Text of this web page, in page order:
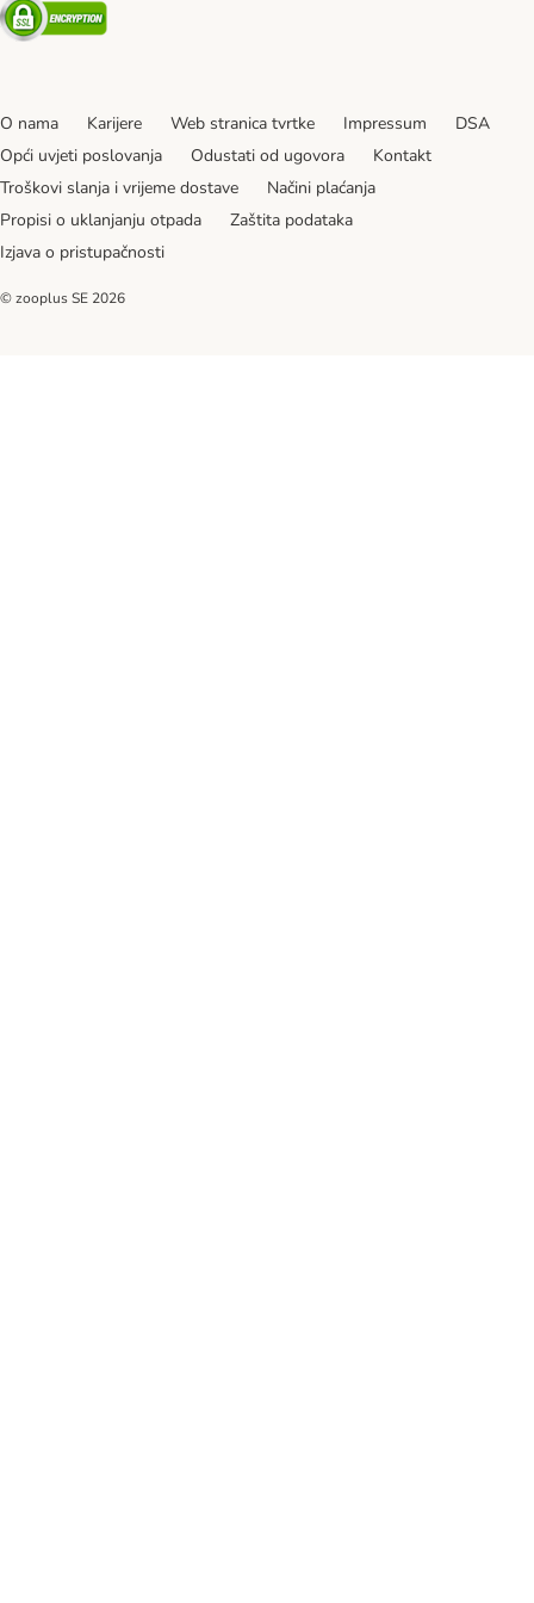
O nama Karijere Web stranica tvrtke Impressum
DSA
Opći uvjeti poslovanja
Odustati od ugovora
Kontakt
Troškovi slanja i vrijeme dostave
Načini plaćanja
Propisi o uklanjanju otpada
Zaštita podataka
Izjava o pristupačnosti
© zooplus SE 2026